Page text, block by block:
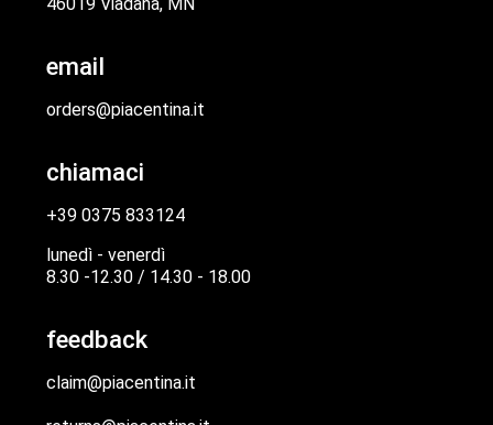
email
orders@piacentina.it
chiamaci
+39 0375 833124
lunedì - venerdì
8.30 -12.30 / 14.30 - 18.00
feedback
claim@piacentina.it